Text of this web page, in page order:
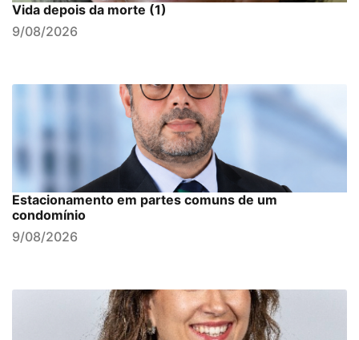
Vida depois da morte (1)
9/08/2026
Estacionamento em partes comuns de um
condomínio
9/08/2026